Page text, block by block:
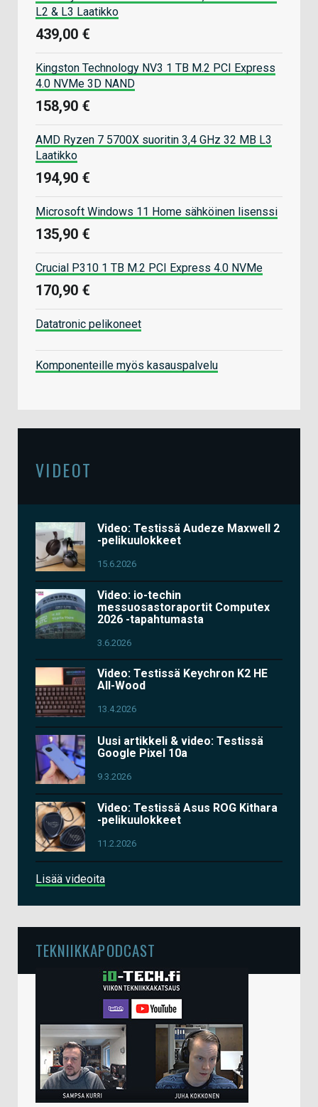
L2 & L3 Laatikko
439,00 €
Kingston Technology NV3 1 TB M.2 PCI Express
4.0 NVMe 3D NAND
158,90 €
AMD Ryzen 7 5700X suoritin 3,4 GHz 32 MB L3
Laatikko
194,90 €
Microsoft Windows 11 Home sähköinen lisenssi
135,90 €
Crucial P310 1 TB M.2 PCI Express 4.0 NVMe
170,90 €
Datatronic pelikoneet
Komponenteille myös kasauspalvelu
VIDEOT
Video: Testissä Audeze Maxwell 2
-pelikuulokkeet
15.6.2026
Video: io-techin
messuosastoraportit Computex
2026 -tapahtumasta
3.6.2026
Video: Testissä Keychron K2 HE
All-Wood
13.4.2026
Uusi artikkeli & video: Testissä
Google Pixel 10a
9.3.2026
Video: Testissä Asus ROG Kithara
-pelikuulokkeet
11.2.2026
Lisää videoita
TEKNIIKKAPODCAST